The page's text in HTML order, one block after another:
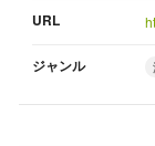
URL
ジャンル